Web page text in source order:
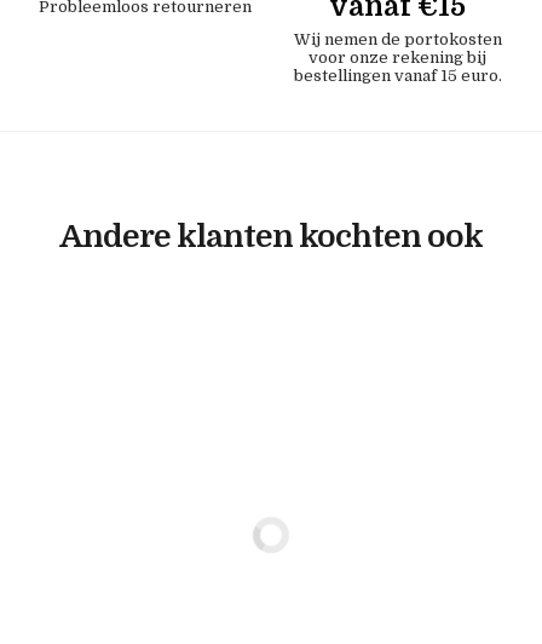
Probleemloos retourneren
Wij nemen de portokosten
voor onze rekening bij
bestellingen vanaf 15 euro.
Andere klanten kochten ook